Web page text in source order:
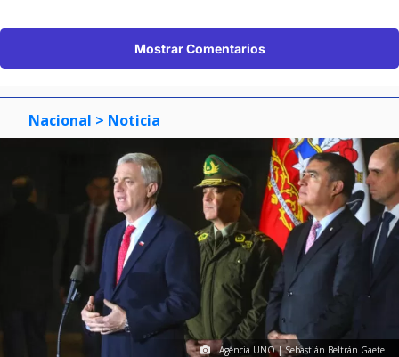
Mostrar Comentarios
Nacional > Noticia
Agencia UNO | Sebastián Beltrán Gaete